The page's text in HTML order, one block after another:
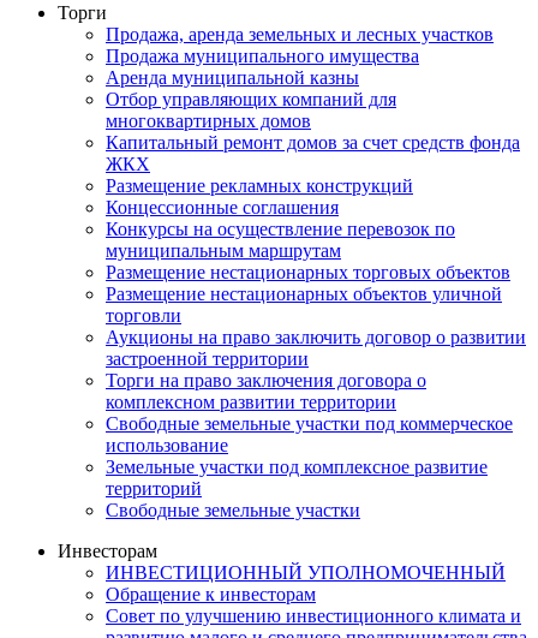
Торги
Продажа, аренда земельных и лесных участков
Продажа муниципального имущества
Аренда муниципальной казны
Отбор управляющих компаний для
многоквартирных домов
Капитальный ремонт домов за счет средств фонда
ЖКХ
Размещение рекламных конструкций
Концессионные соглашения
Конкурсы на осуществление перевозок по
муниципальным маршрутам
Размещение нестационарных торговых объектов
Размещение нестационарных объектов уличной
торговли
Аукционы на право заключить договор о развитии
застроенной территории
Торги на право заключения договора о
комплексном развитии территории
Свободные земельные участки под коммерческое
использование
Земельные участки под комплексное развитие
территорий
Свободные земельные участки
Инвесторам
ИНВЕСТИЦИОННЫЙ УПОЛНОМОЧЕННЫЙ
Обращение к инвесторам
Совет по улучшению инвестиционного климата и